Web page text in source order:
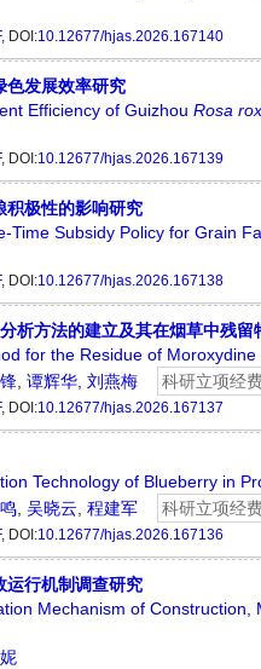
, DOI:10.12677/hjas.2026.167140
色发展效率研究
Efficiency of Guizhou Rosa
, DOI:10.12677/hjas.2026.167139
积极性的影响研究
Time Subsidy Policy for Grain
, DOI:10.12677/hjas.2026.167138
析方法的建立及其在烟草中残留
for the Residue of
, 谭辉华, 刘燕梅 科研立项经
, DOI:10.12677/hjas.2026.167137
Technology of Blueberry in
, 吴晓云, 程建军 科研立项经
, DOI:10.12677/hjas.2026.167136
运行机制调查研究
Mechanism of